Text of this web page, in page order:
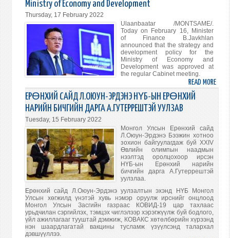
Ministry of Economy and Development
Thursday, 17 February 2022
Ulaanbaatar /MONTSAME/.
Today on February 16, Minister
of Finance B.Javkhlan
announced that the strategy and
development policy for the
Ministry of Economy and
Development was approved at
the regular Cabinet meeting.
READ MORE
TO
BE
RE-
OF
AND
ЕРӨНХИЙ САЙД Л.ОЮУН-ЭРДЭНЭ НҮБ-ЫН ЕРӨНХИЙ
НАРИЙН БИЧГИЙН ДАРГА А.ГУТЕРРЕШТЭЙ УУЛЗАВ
Tuesday, 15 February 2022
Монгол Улсын Ерөнхий сайд
Л.Оюун-Эрдэнэ Бээжин хотноо
зохион байгуулагдаж буй XXIV
Өвлийн олимпын наадмын
нээлтэд оролцохоор ирсэн
НҮБ-ын Ерөнхий нарийн
бичгийн дарга А.Гутеррештэй
уулзлаа.
Ерөнхий сайд Л.Оюун-Эрдэнэ уулзалтын эхэнд НҮБ Монгол
Улсын хөгжилд үнэтэй хувь нэмэр оруулж ирснийг онцлоод
Монгол Улсын Засгийн газраас КОВИД-19 цар тахлаас
урьдчилан сэргийлэх, тэмцэх чиглэлээр хэрэгжүүлж буй бодлого,
үйл ажиллагааг тууштай дэмжиж, КОВАКС хөтөлбөрийн хүрээнд
нэн шаардлагатай вакцины тусламж үзүүлсэнд талархал
дэвшүүллээ.